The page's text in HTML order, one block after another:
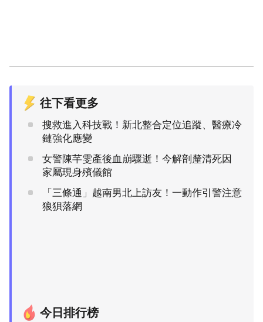
往下看更多
搜救進入科技戰！新北整合定位追蹤、醫療冷
鏈強化應變
女警陳芊雯產後血崩驟逝！今解剖釐清死因
家屬現身殯儀館
「三條通」越南男北上訪友！一動作引警注意
狼狽落網
今日排行榜